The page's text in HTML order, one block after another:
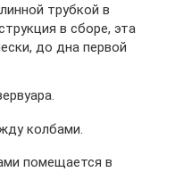
трубкой в
в сборе, эта
до дна первой
колбами.
помещается в